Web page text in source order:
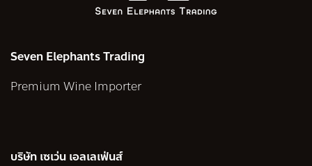
Seven Elephants Trading
Premium Wine Importer
บริษัท เซเว่น เอลเลเฟ่นส์